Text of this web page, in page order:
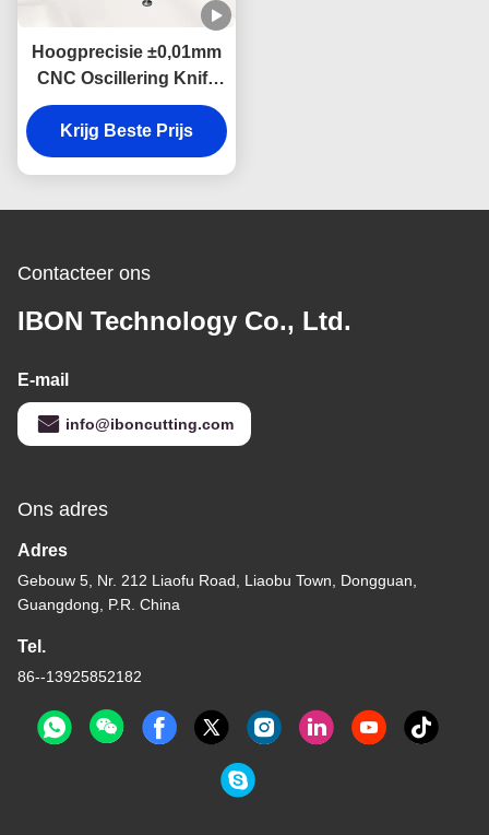
Hoogprecisie ±0,01mm
CNC Oscillering Knife
Cutter met 3 jaar
garantie en
1600mm*2500mm
van het interieur van
Krijg Beste Prijs
Contacteer ons
IBON Technology Co., Ltd.
E-mail
info@iboncutting.com
Ons adres
Adres
Gebouw 5, Nr. 212 Liaofu Road, Liaobu Town, Dongguan,
Guangdong, P.R. China
Tel.
86--13925852182